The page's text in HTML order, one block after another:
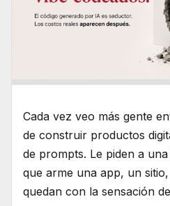
Cada vez veo más gente
de construir productos
de prompts. Le piden a
que arme una app, un
quedan con la sensación